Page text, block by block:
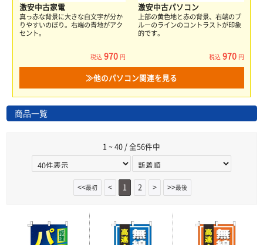
激安中古家電
真っ赤な背景に大きな白文字が分か
りやすいのぼり。右端の青地がアク
セント。
税込 970 円
激安中古パソコン
上部の黄色地と赤の背景、右端のブ
ルーのラインのコントラストが印象
的です。
税込 970 円
≫他のパソコン関連を見る
商品一覧
1 ~ 40 / 全56件中
<<最初 < 1 2 > >>最後